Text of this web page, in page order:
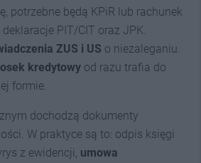
potrzebne będą KPiR lub rachunek
PIT/CIT oraz JPK.
ZUS i US o niezaleganiu.
kredytowy od razu trafia do
formie.
dochodzą dokumenty
W praktyce są to: odpis księgi
z ewidencji, umowa